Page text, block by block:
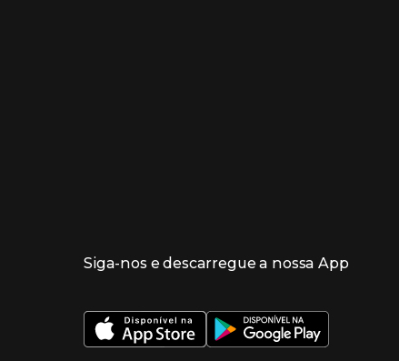
ventana)
Siga-nos e descarregue a nossa App